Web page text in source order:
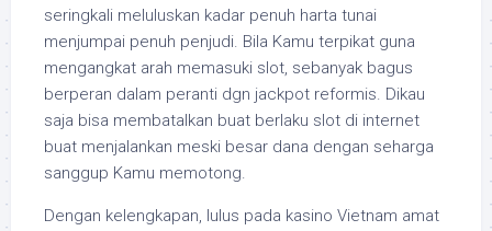
seringkali meluluskan kadar penuh harta tunai
menjumpai penuh penjudi. Bila Kamu terpikat guna
mengangkat arah memasuki slot, sebanyak bagus
berperan dalam peranti dgn jackpot reformis. Dikau
saja bisa membatalkan buat berlaku slot di internet
buat menjalankan meski besar dana dengan seharga
sanggup Kamu memotong.
Dengan kelengkapan, lulus pada kasino Vietnam amat